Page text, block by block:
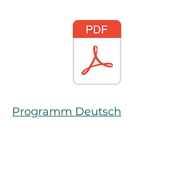
Programm Deutsch